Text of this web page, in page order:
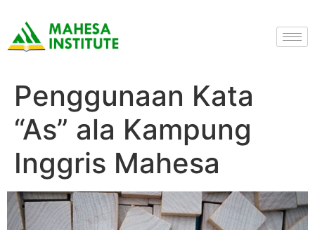
Penggunaan Kata
“As” ala Kampung
Inggris Mahesa